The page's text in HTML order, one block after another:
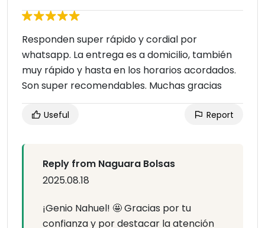
Responden super rápido y cordial por
whatsapp. La entrega es a domicilio, también
muy rápido y hasta en los horarios acordados.
Son super recomendables. Muchas gracias
Useful Report
Reply from Naguara Bolsas
2025.08.18
¡Genio Nahuel! 🤩 Gracias por tu
confianza y por destacar la atención